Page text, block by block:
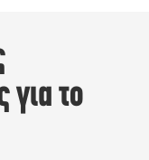
για το